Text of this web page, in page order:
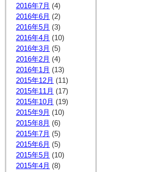
2016年7月 (4)
2016年6月 (2)
2016年5月 (3)
2016年4月 (10)
2016年3月 (5)
2016年2月 (4)
2016年1月 (13)
2015年12月 (11)
2015年11月 (17)
2015年10月 (19)
2015年9月 (10)
2015年8月 (6)
2015年7月 (5)
2015年6月 (5)
2015年5月 (10)
2015年4月 (8)